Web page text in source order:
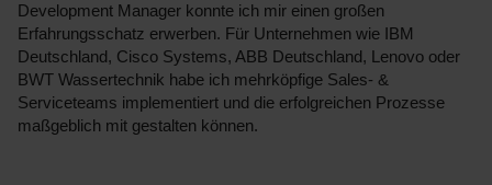
Development Manager konnte ich mir einen großen
Erfahrungsschatz erwerben. Für Unternehmen wie IBM
Deutschland, Cisco Systems, ABB Deutschland, Lenovo oder
BWT Wassertechnik habe ich mehrköpfige Sales- &
Serviceteams implementiert und die erfolgreichen Prozesse
maßgeblich mit gestalten können.